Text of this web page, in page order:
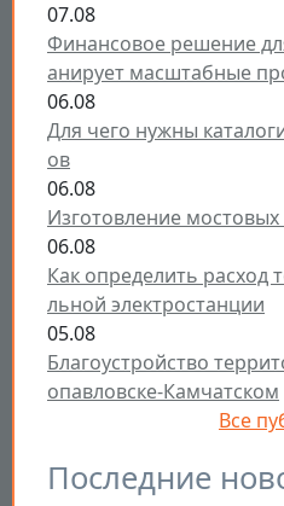
07.08
Финансовое решение
анирует масштабные
06.08
Для чего нужны
ов
06.08
Изготовление
06.08
Как определить расход
льной электростанции
05.08
Благоустройство
опавловске-Камчатском
Все
Последние